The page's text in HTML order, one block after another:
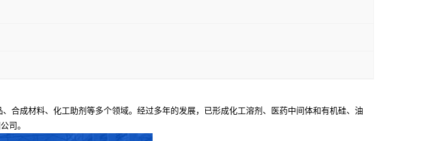
合成材料、化工助剂等多个领域。经过多年的发展，已形成化工溶剂、医药中间体和有机硅、油
司。